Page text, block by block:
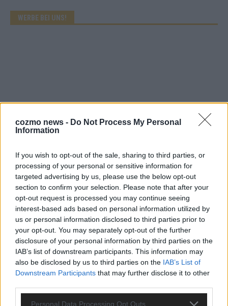
cozmo news - Do Not Process My Personal
Information
If you wish to opt-out of the sale, sharing to third parties, or
processing of your personal or sensitive information for
targeted advertising by us, please use the below opt-out
section to confirm your selection. Please note that after your
opt-out request is processed you may continue seeing
interest-based ads based on personal information utilized by
us or personal information disclosed to third parties prior to
your opt-out. You may separately opt-out of the further
disclosure of your personal information by third parties on the
IAB’s list of downstream participants. This information may
also be disclosed by us to third parties on the IAB’s List of
Downstream Participants that may further disclose it to other
Personal Data Processing Opt Outs
WERBE BEI UNS!
CHECK UNS AUF FACEBOOK
AD